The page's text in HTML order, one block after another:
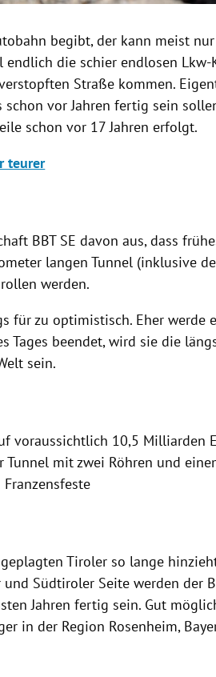
begibt, der kann meist
die schier endlosen Lkw-
Straße kommen.
vor Jahren fertig sein
schon vor 17 Jahren erfolgt.
teurer
BBT SE davon aus, dass
langen Tunnel (inklusive
werden.
für zu optimistisch. Eher werde
Tages beendet, wird sie die
sein.
voraussichtlich 10,5 Milliarden
mit zwei Röhren und
Tiroler so lange
Südtiroler Seite werden der
Jahren fertig sein. Gut
in der Region Rosenheim,